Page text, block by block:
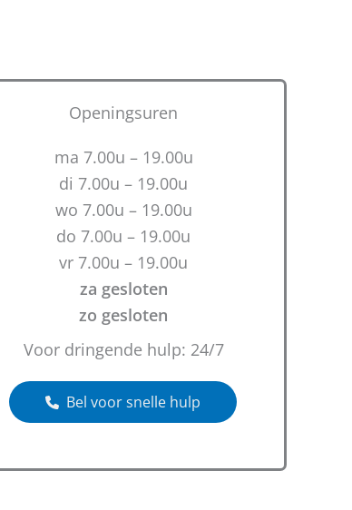
Openingsuren
ma 7.00u – 19.00u
di 7.00u – 19.00u
wo 7.00u – 19.00u
do 7.00u – 19.00u
vr 7.00u – 19.00u
za gesloten
zo gesloten
Voor dringende hulp: 24/7
Bel voor snelle hulp